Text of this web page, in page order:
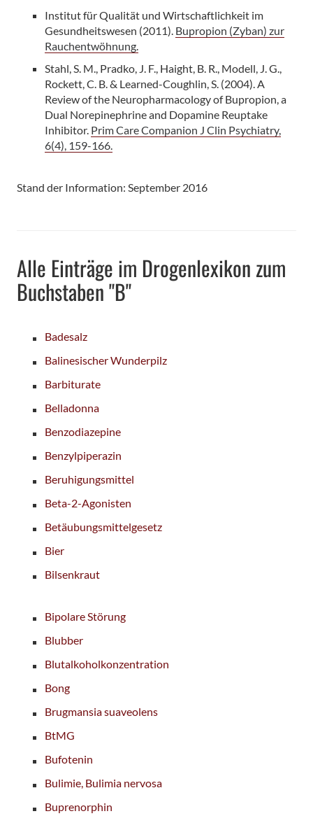
Institut für Qualität und Wirtschaftlichkeit im
Gesundheitswesen (2011). Bupropion (Zyban) zur
Rauchentwöhnung.
Stahl, S. M., Pradko, J. F., Haight, B. R., Modell, J. G.,
Rockett, C. B. & Learned-Coughlin, S. (2004). A
Review of the Neuropharmacology of Bupropion, a
Dual Norepinephrine and Dopamine Reuptake
Inhibitor. Prim Care Companion J Clin Psychiatry,
6(4), 159-166.
Stand der Information: September 2016
Alle Einträge im Drogenlexikon zum
Buchstaben "B"
Badesalz
Balinesischer Wunderpilz
Barbiturate
Belladonna
Benzodiazepine
Benzylpiperazin
Beruhigungsmittel
Beta-2-Agonisten
Betäubungsmittelgesetz
Bier
Bilsenkraut
Bipolare Störung
Blubber
Blutalkoholkonzentration
Bong
Brugmansia suaveolens
BtMG
Bufotenin
Bulimie, Bulimia nervosa
Buprenorphin